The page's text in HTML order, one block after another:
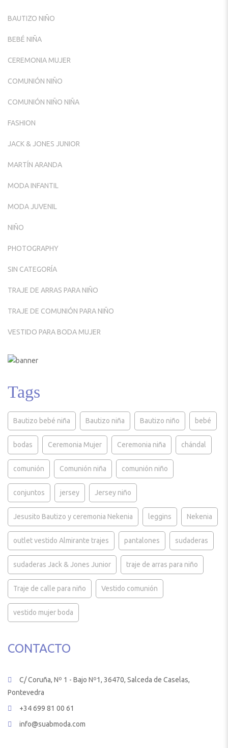
BAUTIZO NIÑO
BEBÉ NIÑA
CEREMONIA MUJER
COMUNIÓN NIÑO
COMUNIÓN NIÑO NIÑA
FASHION
JACK & JONES JUNIOR
MARTÍN ARANDA
MODA INFANTIL
MODA JUVENIL
NIÑO
PHOTOGRAPHY
SIN CATEGORÍA
TRAJE DE ARRAS PARA NIÑO
TRAJE DE COMUNIÓN PARA NIÑO
VESTIDO PARA BODA MUJER
Tags
Bautizo bebé niña Bautizo niña Bautizo niño bebé
bodas Ceremonia Mujer Ceremonia niña chándal
comunión Comunión niña comunión niño
conjuntos jersey Jersey niño
Jesusito Bautizo y ceremonia Nekenia leggins Nekenia
outlet vestido Almirante trajes pantalones sudaderas
sudaderas Jack & Jones Junior traje de arras para niño
Traje de calle para niño Vestido comunión
vestido mujer boda
CONTACTO
C/ Coruña, Nº 1 - Bajo Nº1, 36470, Salceda de Caselas,
Pontevedra
+34 699 81 00 61
info@suabmoda.com